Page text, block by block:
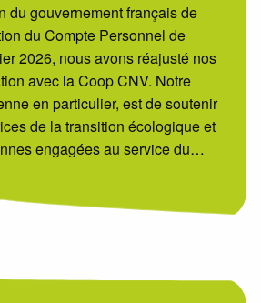
du gouvernement français de
du Compte Personnel de
2026, nous avons réajusté nos
avec la Coop CNV. Notre
en particulier, est de soutenir
de la transition écologique et
engagées au service du…